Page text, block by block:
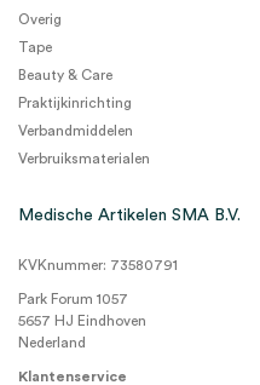
Overig
Tape
Beauty & Care
Praktijkinrichting
Verbandmiddelen
Verbruiksmaterialen
Medische Artikelen SMA B.V.
KVKnummer: 73580791
Park Forum 1057
5657 HJ Eindhoven
Nederland
Klantenservice